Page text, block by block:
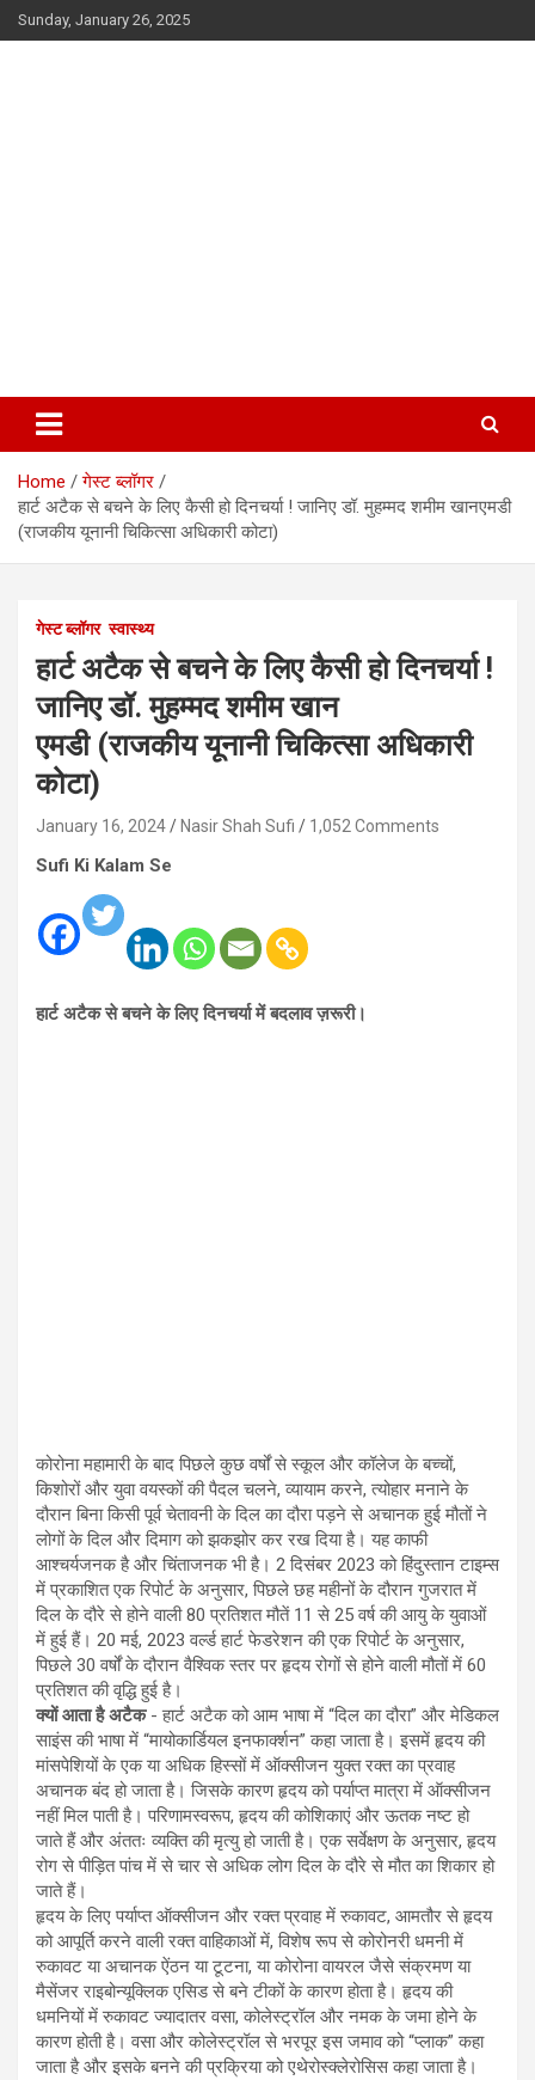
Skip
to
Sunday, January 26, 2025
सूफी की कलम से
Home
गेस्ट ब्लॉगर
हार्ट अटैक से बचने के लिए कैसी हो दिनचर्या ! जानिए डॉ. मुहम्मद शमीम खानएमडी
(राजकीय यूनानी चिकित्सा अधिकारी कोटा)
गेस्ट ब्लॉगर स्वास्थ्य
हार्ट अटैक से बचने के लिए कैसी हो दिनचर्या !
जानिए डॉ. मुहम्मद शमीम खान
एमडी (राजकीय यूनानी चिकित्सा अधिकारी
कोटा)
January 16, 2024 Nasir Shah Sufi 1,052 Comments
Sufi Ki Kalam Se
हार्ट अटैक से बचने के लिए दिनचर्या में बदलाव ज़रूरी।
कोरोना महामारी के बाद पिछले कुछ वर्षों से स्कूल और कॉलेज के बच्चों,
किशोरों और युवा वयस्कों की पैदल चलने, व्यायाम करने, त्योहार मनाने के
दौरान बिना किसी पूर्व चेतावनी के दिल का दौरा पड़ने से अचानक हुई मौतों ने
लोगों के दिल और दिमाग को झकझोर कर रख दिया है। यह काफी
आश्चर्यजनक है और चिंताजनक भी है। 2 दिसंबर 2023 को हिंदुस्तान टाइम्स
में प्रकाशित एक रिपोर्ट के अनुसार, पिछले छह महीनों के दौरान गुजरात में
दिल के दौरे से होने वाली 80 प्रतिशत मौतें 11 से 25 वर्ष की आयु के युवाओं
में हुई हैं। 20 मई, 2023 वर्ल्ड हार्ट फेडरेशन की एक रिपोर्ट के अनुसार,
पिछले 30 वर्षों के दौरान वैश्विक स्तर पर हृदय रोगों से होने वाली मौतों में 60
प्रतिशत की वृद्धि हुई है।
क्यों आता है अटैक- हार्ट अटैक को आम भाषा में “दिल का दौरा” और मेडिकल
साइंस की भाषा में “मायोकार्डियल इनफार्क्शन” कहा जाता है। इसमें हृदय की
मांसपेशियों के एक या अधिक हिस्सों में ऑक्सीजन युक्त रक्त का प्रवाह
अचानक बंद हो जाता है। जिसके कारण हृदय को पर्याप्त मात्रा में ऑक्सीजन
नहीं मिल पाती है। परिणामस्वरूप, हृदय की कोशिकाएं और ऊतक नष्ट हो
जाते हैं और अंततः व्यक्ति की मृत्यु हो जाती है। एक सर्वेक्षण के अनुसार, हृदय
रोग से पीड़ित पांच में से चार से अधिक लोग दिल के दौरे से मौत का शिकार हो
जाते हैं।
हृदय के लिए पर्याप्त ऑक्सीजन और रक्त प्रवाह में रुकावट, आमतौर से हृदय
को आपूर्ति करने वाली रक्त वाहिकाओं में, विशेष रूप से कोरोनरी धमनी में
रुकावट या अचानक ऐंठन या टूटना, या कोरोना वायरल जैसे संक्रमण या
मैसेंजर राइबोन्यूक्लिक एसिड से बने टीकों के कारण होता है। हृदय की
धमनियों में रुकावट ज्यादातर वसा, कोलेस्ट्रॉल और नमक के जमा होने के
कारण होती है। वसा और कोलेस्ट्रॉल से भरपूर इस जमाव को “प्लाक” कहा
जाता है और इसके बनने की प्रक्रिया को एथेरोस्क्लेरोसिस कहा जाता है।